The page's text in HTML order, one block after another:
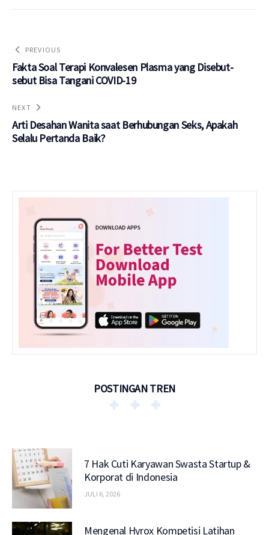
PREVIOUS
Fakta Soal Terapi Konvalesen Plasma yang Disebut-
sebut Bisa Tangani COVID-19
NEXT
Arti Desahan Wanita saat Berhubungan Seks, Apakah
Selalu Pertanda Baik?
POSTINGAN TREN
7 Hak Cuti Karyawan Swasta Startup &
Korporat di Indonesia
JULI 6, 2026
Mengenal Hyrox Kompetisi Latihan